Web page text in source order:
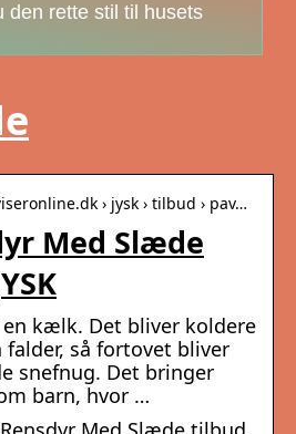
rette stil til husets
› jysk › tilbud › pav…
Med Slæde
en kælk. Det bliver koldere
falder, så fortovet bliver
snefnug. Det bringer
barn, hvor …